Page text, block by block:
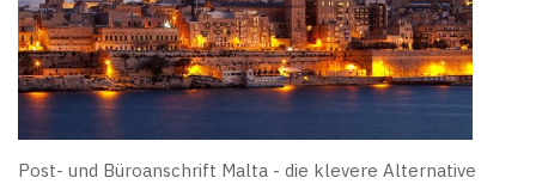
Post- und Büroanschrift Malta - die klevere Alternative